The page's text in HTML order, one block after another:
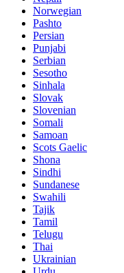
Norwegian
Pashto
Persian
Punjabi
Serbian
Sesotho
Sinhala
Slovak
Slovenian
Somali
Samoan
Scots Gaelic
Shona
Sindhi
Sundanese
Swahili
Tajik
Tamil
Telugu
Thai
Ukrainian